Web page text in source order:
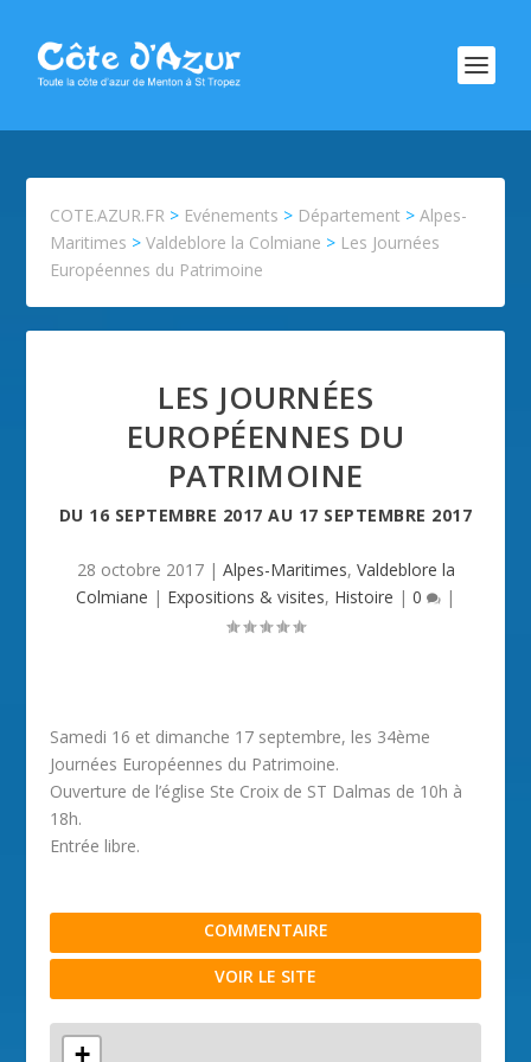
COTE.AZUR.FR > Evénements > Département >Alpes-
Maritimes >Valdeblore la Colmiane > Les Journées
Européennes du Patrimoine
LES JOURNÉES
EUROPÉENNES DU
PATRIMOINE
DU 16 SEPTEMBRE 2017 AU 17 SEPTEMBRE 2017
28 octobre 2017| Alpes-Maritimes, Valdeblore la
Colmiane | Expositions & visites, Histoire | 0 |
Samedi 16 et dimanche 17 septembre, les 34ème
Journées Européennes du Patrimoine.
Ouverture de l’église Ste Croix de ST Dalmas de 10h à
18h.
Entrée libre.
COMMENTAIRE
VOIR LE SITE
+